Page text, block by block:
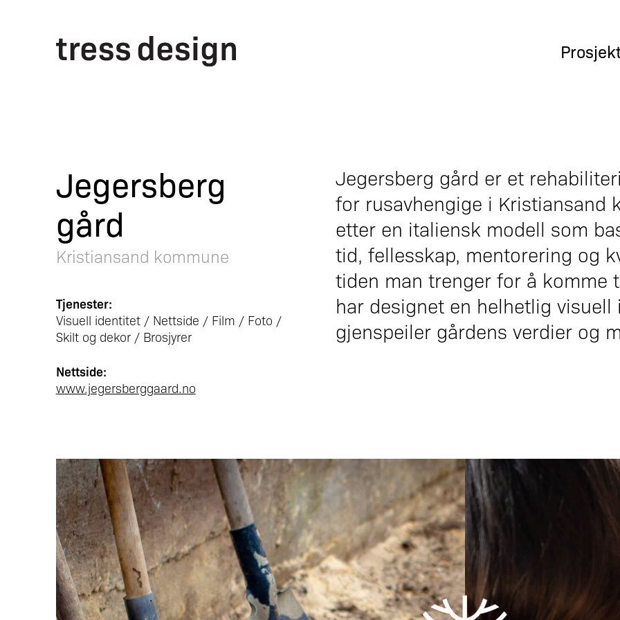
Jegersberg
gård
Kristiansand kommune
Tjenester:
Visuell identitet / Nettside / Film / Foto /
Skilt og dekor / Brosjyrer
Nettside:
www.jegersberggaard.no
Jegersberg gård er et
for rusavhengige i Kristiansand
etter en italiensk modell som
tid, fellesskap, mentorering og
tiden man trenger for å komme
har designet en helhetlig
gjenspeiler gårdens verdier og